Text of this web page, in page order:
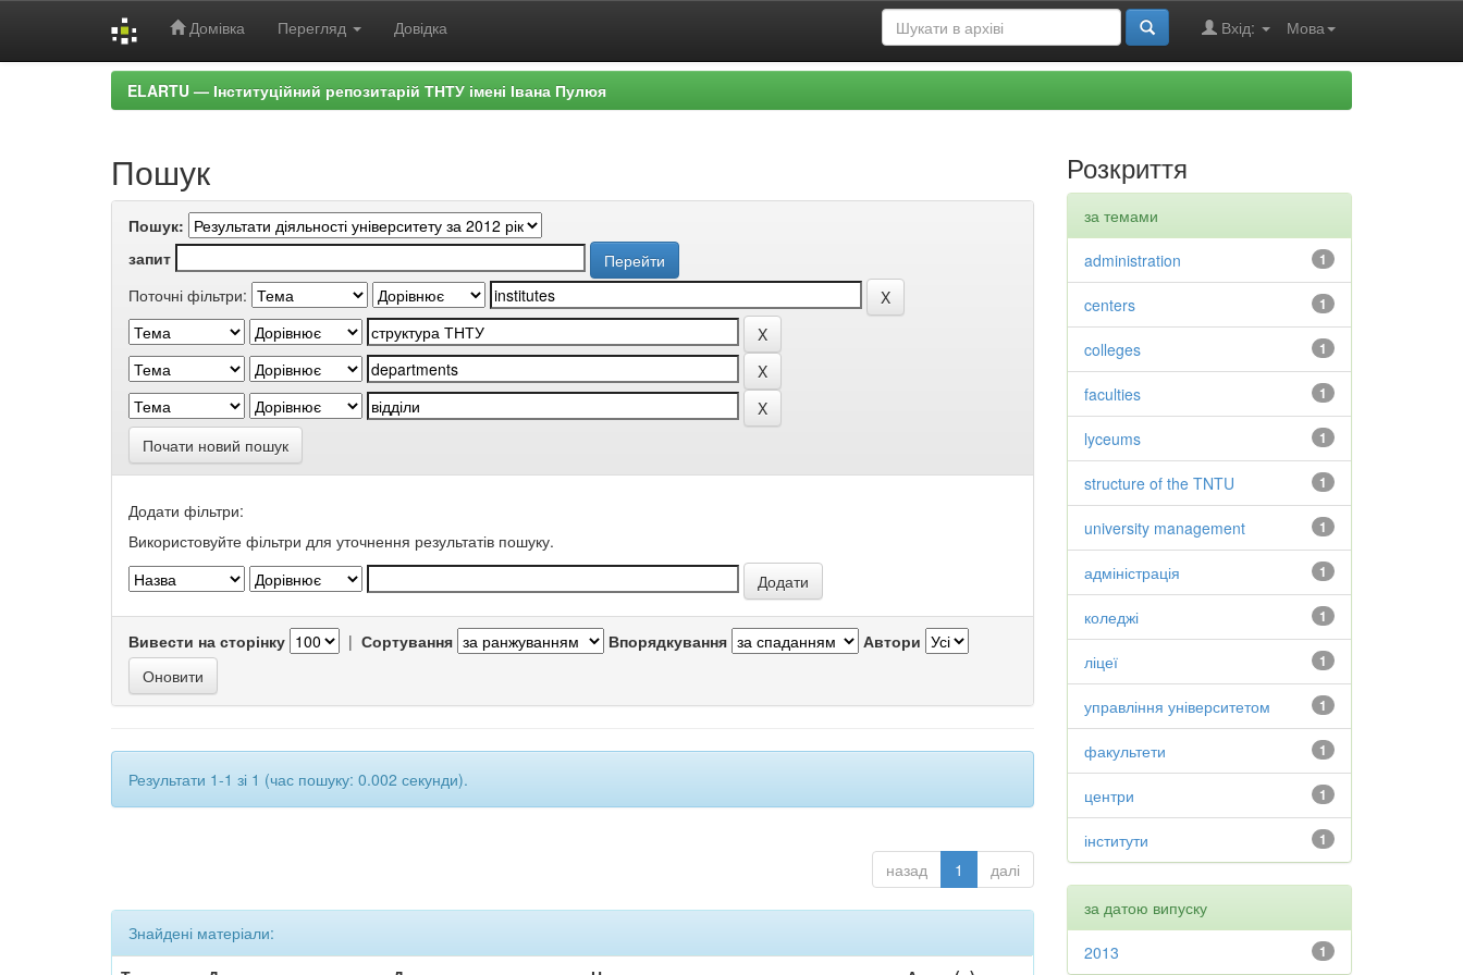
Домівка Перегляд Довідка Мова
Вхід:
ELARTU — Інституційний репозитарій ТНТУ імені Івана Пулюя
Пошук
Пошук:
запит
Поточні фільтри:
Почати новий пошук
Додати фільтри:
Використовуйте фільтри для уточнення результатів пошуку.
Вивести на сторінку | Сортування Впорядкування Автори
Результати 1-1 зі 1 (час пошуку: 0.002 секунди).
назад 1 далі
Знайдені матеріали:
Розкриття
за темами
1
administration
1
centers
1
colleges
1
faculties
1
lyceums
1
structure of the TNTU
1
university management
1
адміністрація
1
коледжі
1
ліцеї
1
управління університетом
1
факультети
1
центри
1
інститути
за датою випуску
1
2013